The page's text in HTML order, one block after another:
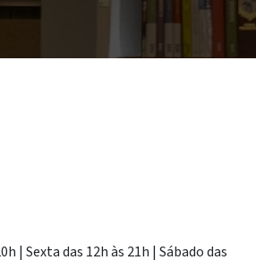
| Sexta das 12h às 21h | Sábado das